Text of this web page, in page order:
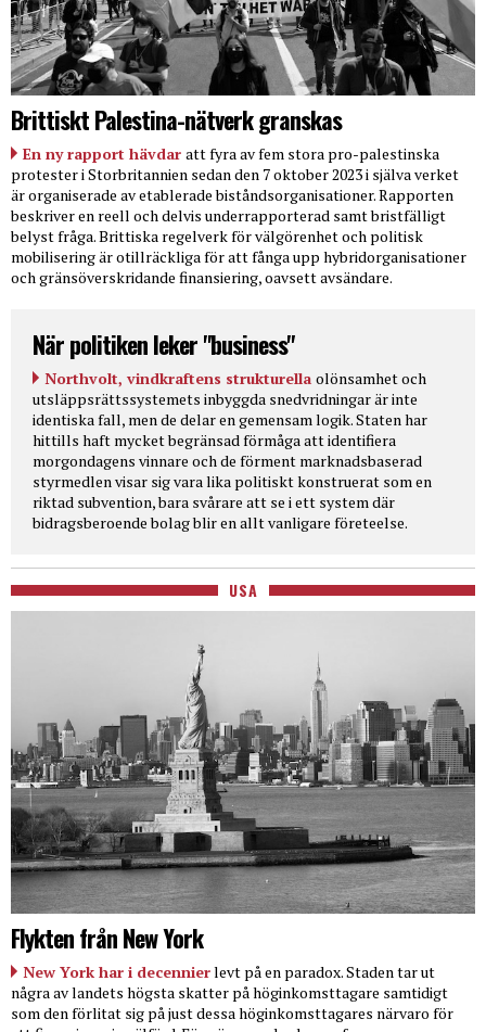
Brittiskt Palestina-nätverk granskas
En ny rapport hävdar att fyra av fem stora pro-palestinska
protester i Storbritannien sedan den 7 oktober 2023 i själva verket
är organiserade av etablerade biståndsorganisationer. Rapporten
beskriver en reell och delvis underrapporterad samt bristfälligt
belyst fråga. Brittiska regelverk för välgörenhet och politisk
mobilisering är otillräckliga för att fånga upp hybridorganisationer
och gränsöverskridande finansiering, oavsett avsändare.
När politiken leker "business"
Northvolt, vindkraftens strukturella olönsamhet och
utsläppsrättssystemets inbyggda snedvridningar är inte
identiska fall, men de delar en gemensam logik. Staten har
hittills haft mycket begränsad förmåga att identifiera
morgondagens vinnare och de förment marknadsbaserad
styrmedlen visar sig vara lika politiskt konstruerat som en
riktad subvention, bara svårare att se i ett system där
bidragsberoende bolag blir en allt vanligare företeelse.
USA
Flykten från New York
New York har i decennierlevt på en paradox. Staden tar ut
några av landets högsta skatter på höginkomsttagare samtidigt
som den förlitat sig på just dessa höginkomsttagares närvaro för